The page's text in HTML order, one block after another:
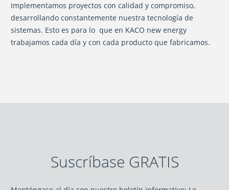
Implementamos proyectos con calidad y compromiso,
desarrollando constantemente nuestra tecnología de
sistemas. Esto es para lo que en KACO new energy
trabajamos cada día y con cada producto que fabricamos.
Suscríbase GRATIS